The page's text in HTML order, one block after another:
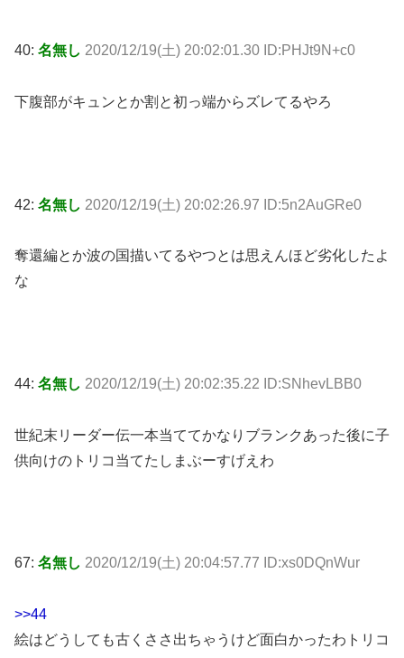
40: 名無し 2020/12/19(土) 20:02:01.30 ID:PHJt9N+c0
下腹部がキュンとか割と初っ端からズレてるやろ
42: 名無し 2020/12/19(土) 20:02:26.97 ID:5n2AuGRe0
奪還編とか波の国描いてるやつとは思えんほど劣化したよ
な
44: 名無し 2020/12/19(土) 20:02:35.22 ID:SNhevLBB0
世紀末リーダー伝一本当ててかなりブランクあった後に子
供向けのトリコ当てたしまぶーすげえわ
67: 名無し 2020/12/19(土) 20:04:57.77 ID:xs0DQnWur
>>44
絵はどうしても古くささ出ちゃうけど面白かったわトリコ